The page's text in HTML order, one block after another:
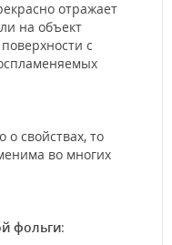
отражает
на объект
с
свойствах, то
во многих
фольги: